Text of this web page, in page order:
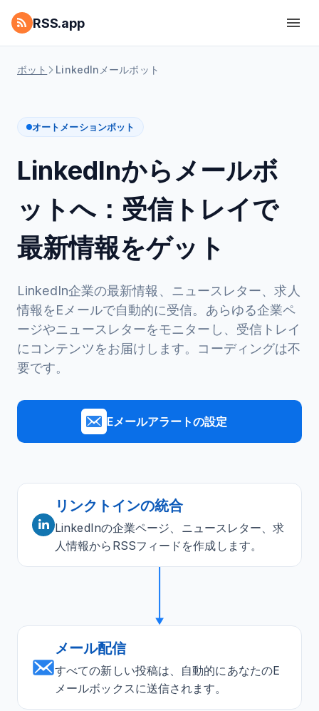
RSS.app
ボット LinkedInメールボット
オートメーションボット
LinkedInからメールボ
ットへ：受信トレイで
最新情報をゲット
LinkedIn企業の最新情報、ニュースレター、求人
情報をEメールで自動的に受信。あらゆる企業ペ
ージやニュースレターをモニターし、受信トレイ
にコンテンツをお届けします。コーディングは不
要です。
Eメールアラートの設定
リンクトインの統合
LinkedInの企業ページ、ニュースレター、求
人情報からRSSフィードを作成します。
メール配信
すべての新しい投稿は、自動的にあなたのE
メールボックスに送信されます。